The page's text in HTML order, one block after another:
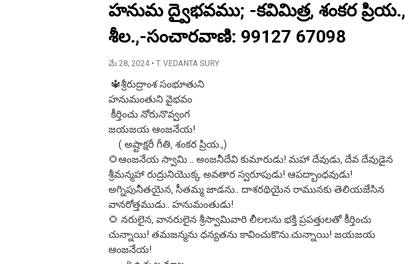
హనుమ ద్వైభవము; -కవిమిత్ర, శంకర ప్రియ.,
శీల.,-సంచారవాణి: 99127 67098
మే 28, 2024 • T. VEDANTA SURY
🔱శ్రీరుద్రాంశ సంభూతుని
హనుమంతుని వైభవం
కీర్తించు నోరునొవ్వంగ
జయజయ ఆంజనేయ!
( అష్టాక్షరీ గీతి, శంకర ప్రియ.,)
🌻ఆంజనేయ స్వామి .. అంజనీదేవి కుమారుడు! మహా దేవుడు, దేవ దేవుడైన
శ్రీమన్మహా రుద్రునియొక్క అవతార స్వరూపుడు! ఆపద్బాంధవుడు!
అగ్నిపునీతయైన, సీతమ్మ జాడను.. దాశరథియైన రామునకు తెలియజేసిన
వానరోత్తముడు.. హనుమంతుడు!
🌻 నరులైన, వానరులైన శ్రీస్వామివారి లీలలను భక్తి ప్రపత్తులతో కీర్తించు
చున్నాయి! తమజన్మను ధన్యతను కావించుకొను.చున్నాయి! జయజయ
ఆంజనేయ!